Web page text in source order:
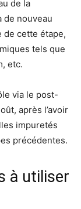
de la
de nouveau
de cette étape,
tels que
etc.
via le post-
après l’avoir
impuretés
précédentes.
à utiliser